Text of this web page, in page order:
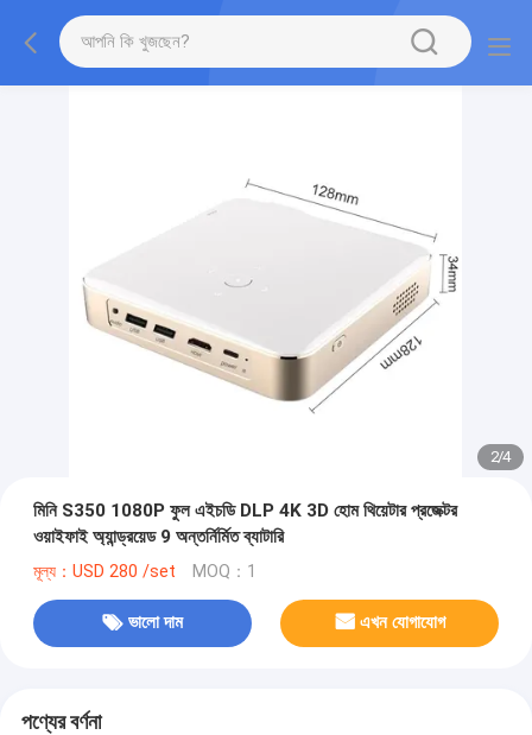
2/4
মিনি S350 1080P ফুল এইচডি DLP 4K 3D হোম থিয়েটার প্রজেক্টর
ওয়াইফাই অ্যান্ড্রয়েড 9 অন্তর্নির্মিত ব্যাটারি
মূল্য：USD 280 /set MOQ：1
ভালো দাম এখন যোগাযোগ
পণ্যের বর্ণনা